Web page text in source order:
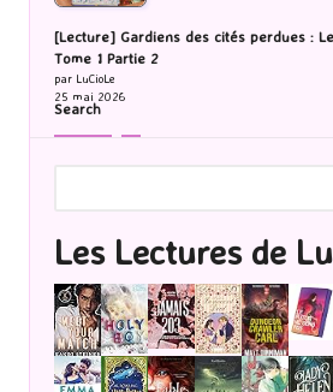
[Lecture] Gardiens des cités perdues :
Tome 1 Partie 2
par LuCioLe
25 mai 2026
Search
Les Lectures de